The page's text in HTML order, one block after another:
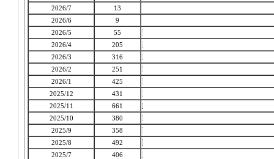
2026/7
13
2026/6
9
2026/5
55
2026/4
205
2026/3
316
2026/2
251
2026/1
425
2025/12
431
2025/11
661
2025/10
380
2025/9
358
2025/8
492
2025/7
406